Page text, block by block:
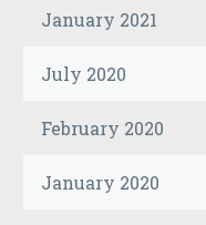
January 2021
July 2020
February 2020
January 2020